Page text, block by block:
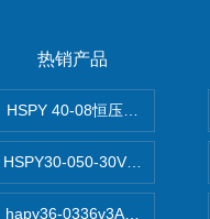
热销产品
HSPY 40-08恒压恒流恒功率
HSPY30-050-30V/-05A可调
hapy36-0336v3A高精度小型